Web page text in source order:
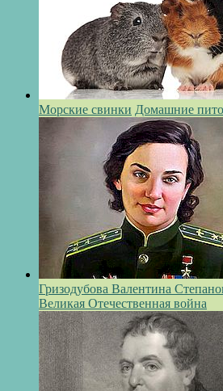
Морские свинки Домашние
Гризодубова Валентина
Великая Отечественная война